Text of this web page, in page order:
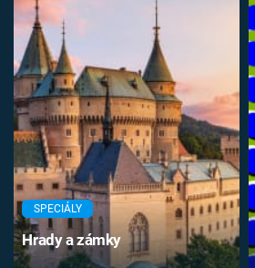
SPECIÁLY
Hrady a zámky